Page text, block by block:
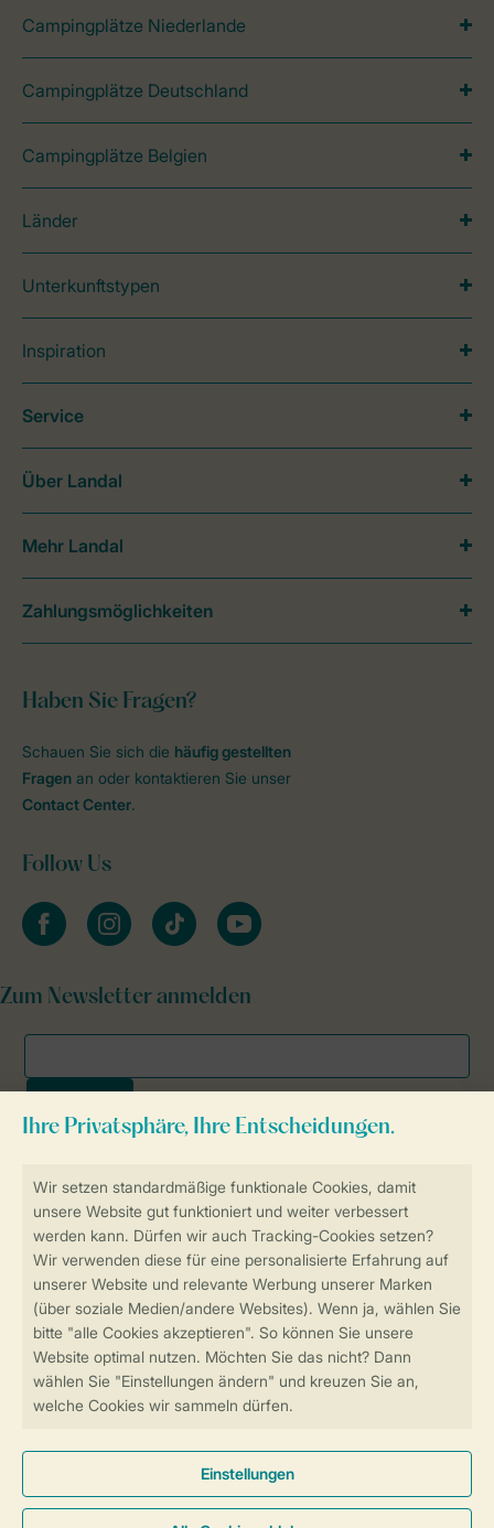
Sicherstellung Deiner Privatsphäre
Sicher und schnell zur Online-Buchung
SSL-Verschlüsselung
Sichere Datenübertragung
Sicheres Bezahlen
Campingplätze Niederlande
Campingplätze Deutschland
Campingplätze Belgien
Länder
Unterkunftstypen
Inspiration
Haben Sie Fragen?
Schauen Sie sich die häufig gestellten
Fragen an oder kontaktieren Sie unser
Contact Center.
Follow Us
facebookinstagramtiktok youtube
Zum Newsletter anmelden
Service
Über Landal
Mehr Landal
Zahlungsmöglichkeiten
Allgemeine Bedingungen Impressum Datenschutz